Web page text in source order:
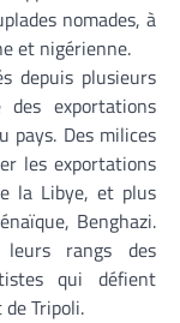
nomades, à
et nigérienne.
depuis plusieurs
exportations
pays. Des milices
les exportations
la Libye, et plus
Benghazi.
leurs rangs des
qui défient
Tripoli.